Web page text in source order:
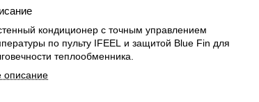
кондиционер с точным управлением
по пульту IFEEL и защитой Blue Fin для
теплообменника.
описание